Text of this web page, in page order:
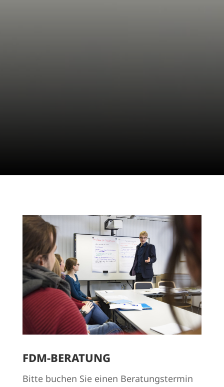
FDM-BERATUNG
Bitte buchen Sie einen Beratungstermin